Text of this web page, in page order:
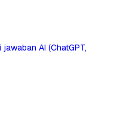
AI (ChatGPT,